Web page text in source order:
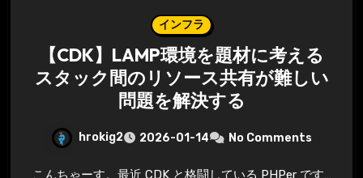
インフラ
【CDK】LAMP環境を題材に考える
スタック間のリソース共有が難しい
問題を解決する
hrokig2 2026-01-14 No Comments
こんちゃーす。最近 CDK と格闘している PHPer です…